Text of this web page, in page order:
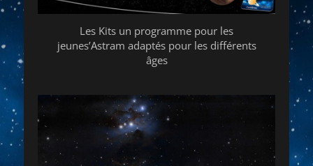
Les Kits un programme pour les
jeunes’Astram adaptés pour les différents
âges